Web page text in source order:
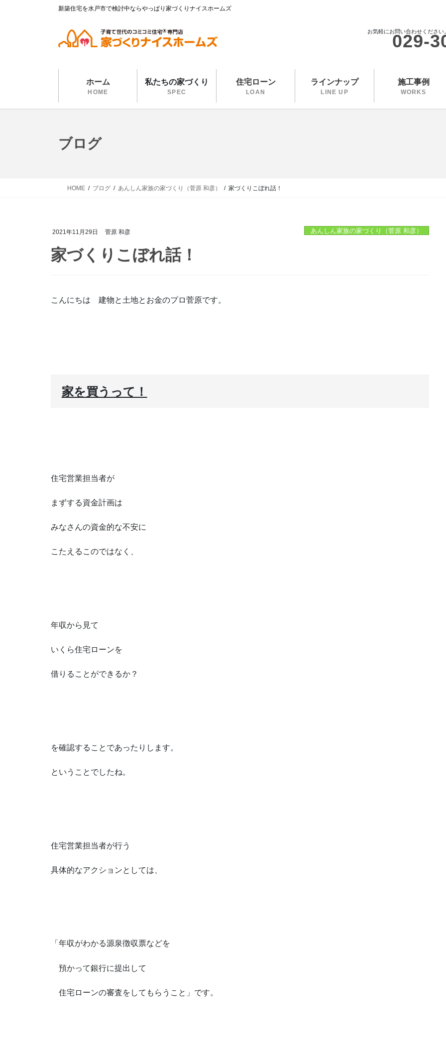
新築住宅を水戸市で検討中ならやっぱり家づくりナイスホームズ
お気軽にお問い合わせください
029-
ホーム
HOME
私たちの家づくり
SPEC
住宅ローン
LOAN
ラインナップ
LINE UP
施工事例
WORKS
ブログ
HOME ブログ あんしん家族の家づくり（菅原 和彦） 家づくりこぼれ話！
2021年11月29日 菅原 和彦 あんしん家族の家づくり（菅原 和彦）
家づくりこぼれ話！
こんにちは 建物と土地とお金のプロ菅原です。
家を買うって！
住宅営業担当者が
まずする資金計画は
みなさんの資金的な不安に
こたえるこのではなく、
年収から見て
いくら住宅ローンを
借りることができるか？
を確認することであったりします。
ということでしたね。
住宅営業担当者が行う
具体的なアクションとしては、
「年収がわかる源泉徴収票などを
預かって銀行に提出して
住宅ローンの審査をしてもらうこと」です。